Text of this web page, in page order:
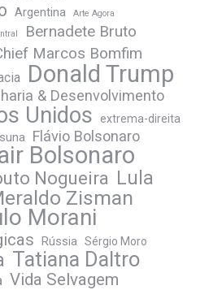
Argentina Arte Agora
Bernadete Bruto
Marcos Bomfim
Donald Trump
& Desenvolvimento
Unidos extrema-direita
Flávio Bolsonaro
Bolsonaro
Nogueira Lula
Zisman
Morani
Rússia Sérgio Moro
Tatiana Daltro
Vida Selvagem